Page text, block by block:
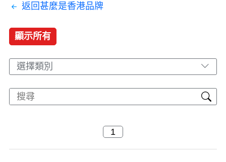
返回甚麼是香港品牌
顯示所有
選擇類別